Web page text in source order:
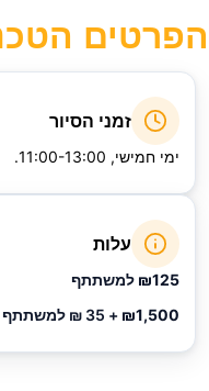
הטכניים
זמני הסיור
11:00-13:00.
עלות
למשתתף
+ 35 ₪ למשתתף עבור הטעימה (טעימה אחת).